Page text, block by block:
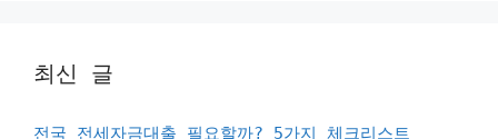
최신 글
전국 전세자금대출 필요할까? 5가지 체크리스트